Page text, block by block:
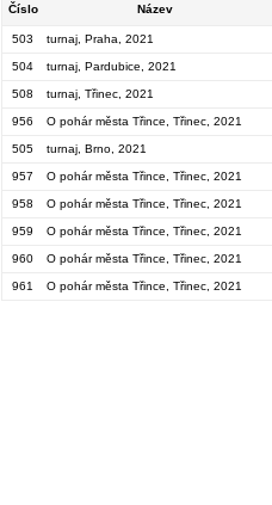
Číslo Název
503 turnaj, Praha, 2021
504 turnaj, Pardubice, 2021
508 turnaj, Třinec, 2021
956 O pohár města Třince, Třinec, 2021
505 turnaj, Brno, 2021
957 O pohár města Třince, Třinec, 2021
958 O pohár města Třince, Třinec, 2021
959 O pohár města Třince, Třinec, 2021
960 O pohár města Třince, Třinec, 2021
961 O pohár města Třince, Třinec, 2021